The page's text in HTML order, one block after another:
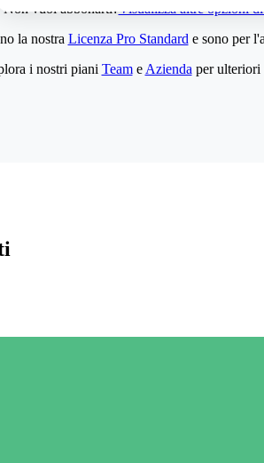
Non vuoi abbonarti?Visualizza altre opzioni
la nostra Licenza Pro Standard e sono per
i nostri piani Teame Azienda per ulteriori